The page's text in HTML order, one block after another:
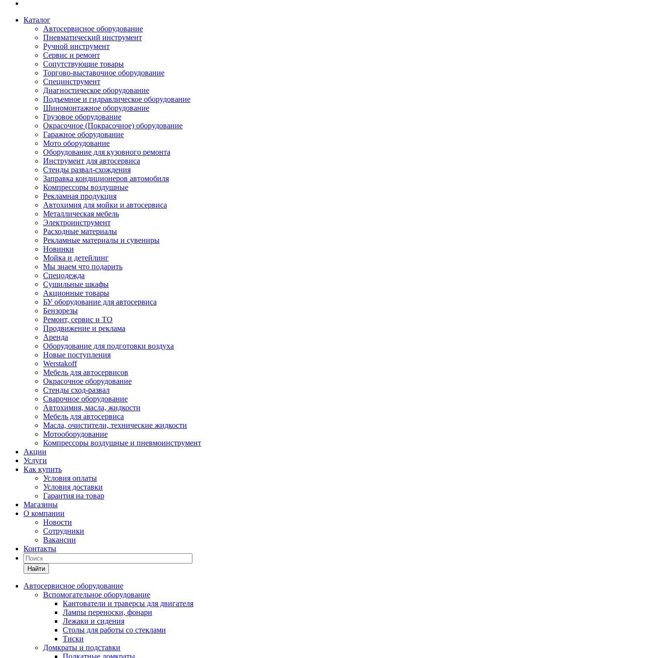
Каталог
Автосервисное оборудование
Пневматический инструмент
Ручной инструмент
Сервис и ремонт
Сопутствующие товары
Торгово-выставочное оборудование
Специнструмент
Диагностическое оборудование
Подъемное и гидравлическое оборудование
Шиномонтажное оборудование
Грузовое оборудование
Окрасочное (Покрасочное) оборудование
Гаражное оборудование
Мото оборудование
Оборудование для кузовного ремонта
Инструмент для автосервиса
Стенды развал-схождения
Заправка кондиционеров автомобиля
Компрессоры воздушные
Рекламная продукция
Автохимия для мойки и автосервиса
Металлическая мебель
Электроинструмент
Расходные материалы
Рекламные материалы и сувениры
Новинки
Мойка и детейлинг
Мы знаем что подарить
Спецодежда
Сушильные шкафы
Акционные товары
БУ оборудование для автосервиса
Бензорезы
Ремонт, сервис и ТО
Продвижение и реклама
Аренда
Оборудование для подготовки воздуха
Новые поступления
Werstakoff
Мебель для автосервисов
Окрасочное оборудование
Стенды сход-развал
Сварочное оборудование
Автохимия, масла, жидкости
Мебель для автосервиса
Масла, очистители, технические жидкости
Мотооборудование
Компрессоры воздушные и пневмоинструмент
Акции
Услуги
Как купить
Условия оплаты
Условия доставки
Гарантия на товар
Магазины
О компании
Новости
Сотрудники
Вакансии
Контакты
Найти
Автосервисное оборудование
Вспомогательное оборудование
Кантователи и траверсы для двигателя
Лампы переноски, фонари
Лежаки и сидения
Столы для работы со стеклами
Тиски
Домкраты и подставки
Подкатные домкраты